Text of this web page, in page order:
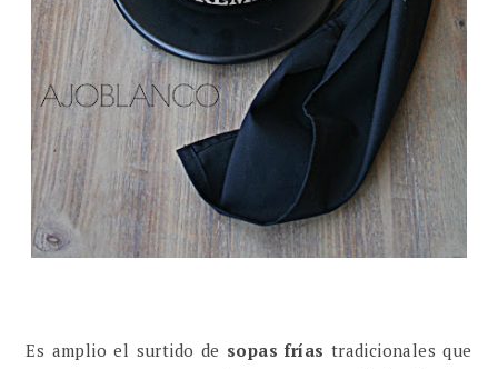
Es amplio el surtido de sopas frías tradicionales que